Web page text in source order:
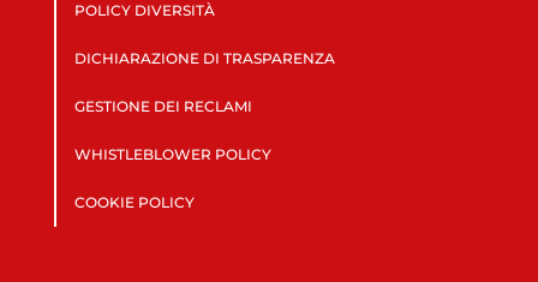
POLICY DIVERSITÀ
DICHIARAZIONE DI TRASPARENZA
GESTIONE DEI RECLAMI
WHISTLEBLOWER POLICY
COOKIE POLICY